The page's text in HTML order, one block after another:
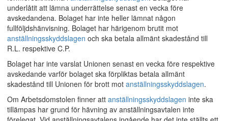
underlåtit att lämna underrättelse senast en vecka före
avskedandena. Bolaget har inte heller lämnat någon
fullföljdshänvisning. Bolaget har härigenom brutit mot
anställningsskyddslagen och ska betala allmänt skadestånd till
R.L. respektive C.P.
Bolaget har inte varslat Unionen senast en vecka före respektive
avskedande varför bolaget ska förpliktas betala allmänt
skadestånd till Unionen för brott mot anställningsskyddslagen.
Om Arbetsdomstolen finner att anställningsskyddslagen inte ska
tillämpas har grund för hävning av anställningsavtalen inte